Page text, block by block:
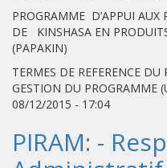
PROGRAMME D’APPUI AUX
DE KINSHASA EN
(PAPAKIN)
TERMES DE REFERENCE
GESTION DU PROGRAMME
08/12/2015 - 17:04
PIRAM: -